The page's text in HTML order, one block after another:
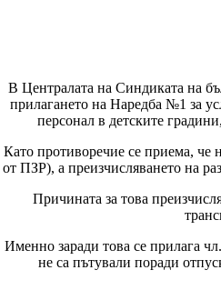
В Централата на Синдиката на
прилагането на Наредба №1 за
персонал в детските
Като противоречие се приема, че
от ПЗР), а преизчисляването на
Причината за това
Именно заради това се прилага
не са пътували поради